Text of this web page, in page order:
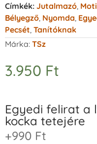
Címkék: Jutalmazó
Bélyegző Nyomda
Pecsét Tanítóknak
Márka: TSz
3.950 Ft
Egyedi felirat a
kocka tetejére
+990 Ft